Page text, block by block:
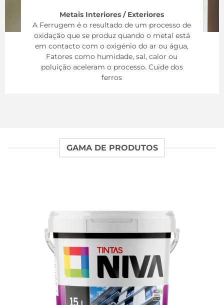
Metais Interiores / Exteriores
A Ferrugem é o resultado de um processo de
oxidação que se produz quando o metal está
em contacto com o oxigénio do ar ou água,
Fatores como humidade, sal, calor ou
poluição aceleram o processo. Cuide dos
ferros
GAMA DE PRODUTOS